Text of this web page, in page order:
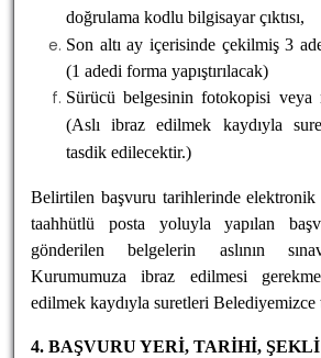
doğrulama kodlu bilgisayar çıktısı,
Son altı ay içerisinde çekilmiş 3
(1 adedi forma yapıştırılacak)
Sürücü belgesinin fotokopisi veya
(Aslı ibraz edilmek kaydıyla
tasdik edilecektir.)
Belirtilen başvuru tarihlerinde
taahhütlü posta yoluyla yapılan
gönderilen belgelerin aslının
Kurumumuza ibraz edilmesi
edilmek kaydıyla suretleri
4. BAŞVURU YERİ, TARİHİ,